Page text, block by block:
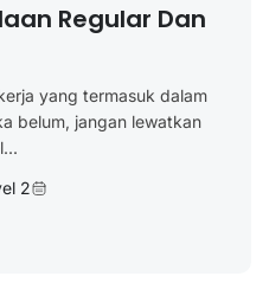
Regular Dan
yang termasuk dalam
belum, jangan lewatkan
2